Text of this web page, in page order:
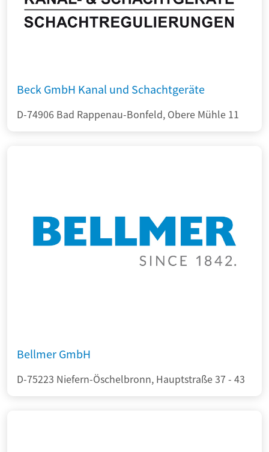
Beck GmbH Kanal und Schachtgeräte
D-74906 Bad Rappenau-Bonfeld, Obere Mühle 11
Bellmer GmbH
D-75223 Niefern-Öschelbronn, Hauptstraße 37 - 43